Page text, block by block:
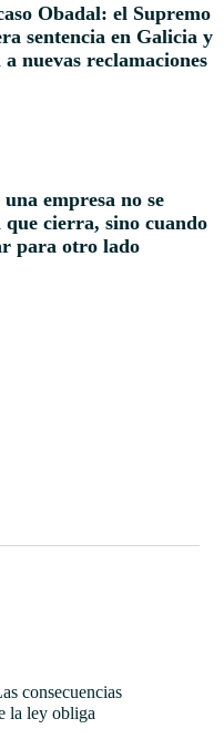
Obadal: el Supremo
sentencia en Galicia y
nuevas reclamaciones
empresa no se
cierra, sino cuando
para otro lado
consecuencias
la ley obliga